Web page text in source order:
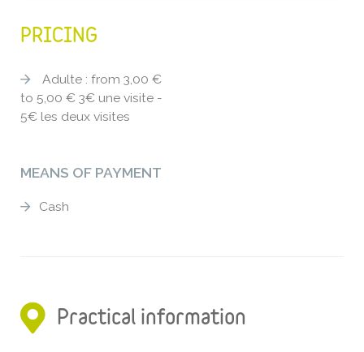
PRICING
to 5,00 € 3€ une visite -
5€ les deux visites
MEANS OF PAYMENT
Cash
Practical information